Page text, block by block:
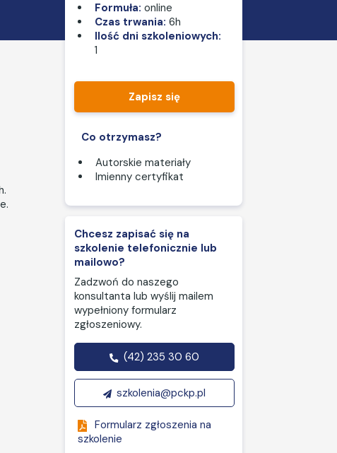
Formuła: online
Czas trwania: 6h
Ilość dni szkoleniowych:
1
Zapisz się
Co otrzymasz?
Autorskie materiały
Imienny certyfikat
Chcesz zapisać się na
szkolenie telefonicznie lub
mailowo?
Zadzwoń do naszego
konsultanta lub wyślij mailem
wypełniony formularz
zgłoszeniowy.
(42) 235 30 60
szkolenia@pckp.pl
Formularz zgłoszenia na
szkolenie